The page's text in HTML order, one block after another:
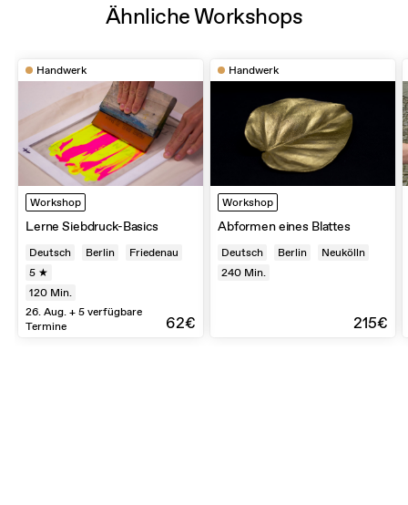
Ähnliche Workshops
Handwerk
Workshop
Lerne Siebdruck-Basics
Deutsch Berlin
Friedenau
5 ★
120 Min.
26. Aug. + 5 verfügbare
Termine
62€
Handwerk
Workshop
Abformen eines Blattes
Deutsch Berlin
Neukölln
240 Min.
215€